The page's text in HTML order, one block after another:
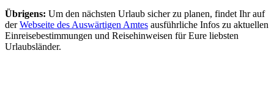
Übrigens: Um den nächsten Urlaub sicher zu planen, findet Ihr auf
derWebseite des Auswärtigen Amtes ausführliche Infos zu aktuellen
Einreisebestimmungen und Reisehinweisen für Eure liebsten
Urlaubsländer.